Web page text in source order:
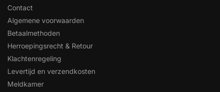
Contact
Algemene voorwaarden
Betaalmethoden
Herroepingsrecht & Retour
Klachtenregeling
Levertijd en verzendkosten
Meldkamer